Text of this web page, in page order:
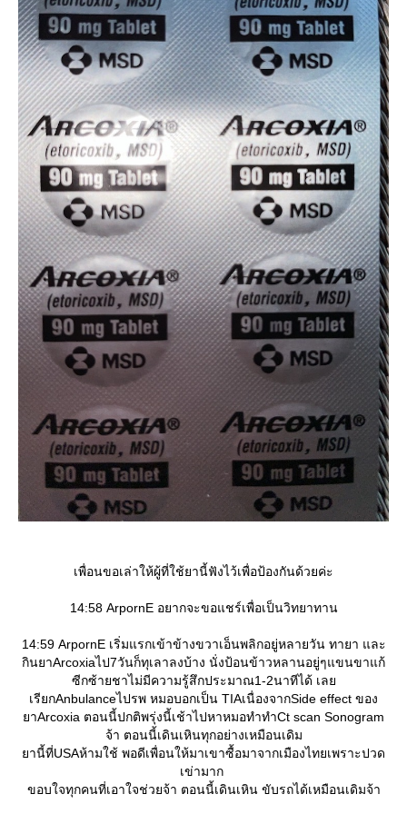
เพื่อนขอเล่าให้ผู้ที่ใช้ยานี้ฟังไว้เพื่อป้องกันด้วยค่ะ
14:58 ArpornE อยากจะขอแชร์เพื่อเป็นวิทยาทาน
14:59 ArpornE เริ่มแรกเข้าข้างขวาเอ็นพลิกอยู่หลายวัน ทายา และ
กินยาArcoxiaไป7วันก็ทุเลาลงบ้าง นั่งป้อนข้าวหลานอยู่ๆแขนขาแก้
ซีกซ้ายชาไม่มีความรู้สึกประมาณ1-2นาทีได้ เล
เรียกAnbulanceไปรพ หมอบอกเป็น TIAเนื่องจากSide effect ของ
าArcoxia ตอนนี้ปกติพรุ่งนี้เช้าไปหาหมอทำทำCt scan Sonogram
จ้า ตอนนี้เดินเหินทุกอย่างเหมือนเดิม
านี้ที่USAห้ามใช้ พอดีเพื่อนให้มาเขาซื้อมาจากเมืองไทยเพราะปวด
เข่ามาก
ขอบใจทุกคนที่เอาใจช่วยจ้า ตอนนี้เดินเหิน ขับรถได้เหมือนเดิมจ้า